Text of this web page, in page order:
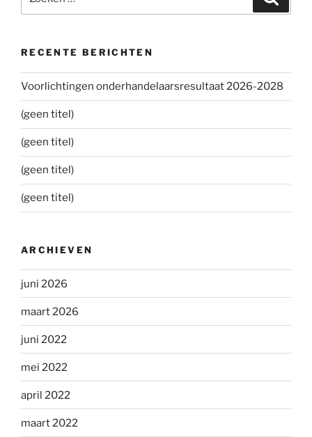
naar:
RECENTE BERICHTEN
Voorlichtingen onderhandelaarsresultaat 2026-2028
(geen titel)
(geen titel)
(geen titel)
(geen titel)
ARCHIEVEN
juni 2026
maart 2026
juni 2022
mei 2022
april 2022
maart 2022